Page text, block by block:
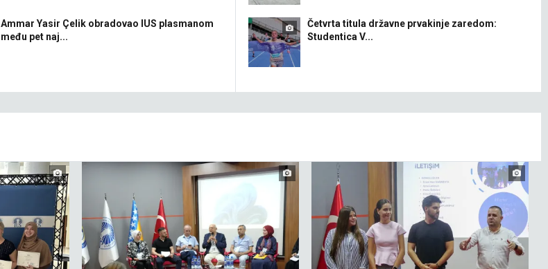
Ammar Yasir Çelik obradovao IUS plasmanom
među pet naj...
Četvrta titula državne prvakinje zaredom:
Studentica V...